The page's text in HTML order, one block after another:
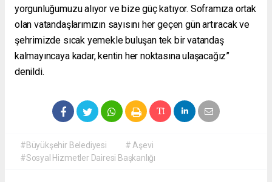
yorgunluğumuzu alıyor ve bize güç katıyor. Soframıza ortak
olan vatandaşlarımızın sayısını her geçen gün artıracak ve
şehrimizde sıcak yemekle buluşan tek bir vatandaş
kalmayıncaya kadar, kentin her noktasına ulaşacağız”
denildi.
#Büyükşehir Belediyesi
# Aşevi
#Sosyal Hizmetler Dairesi Başkanlığı